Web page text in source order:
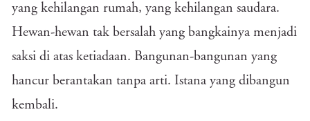
yang kehilangan rumah, yang kehilangan saudara.
Hewan-hewan tak bersalah yang bangkainya menjadi
saksi di atas ketiadaan. Bangunan-bangunan yang
hancur berantakan tanpa arti. Istana yang dibangun
kembali.